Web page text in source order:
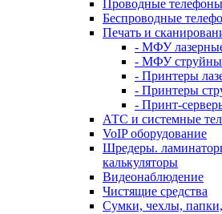
Проводные телефоны
Беспроводные
Печать и
- МФУ
- МФУ
- Принтеры
- Принтеры
- Принт-
АТС и системные
VoIP оборудование
Шредеры.
калькуляторы
Видеонаблюдение
Чистящие средства
Сумки, чехлы,